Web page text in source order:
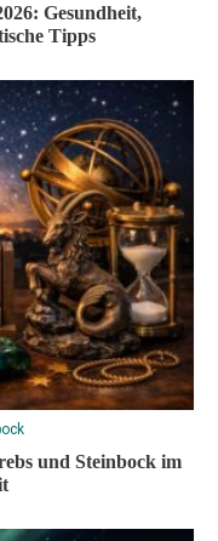
Gesundheit,
Tipps
und Steinbock im